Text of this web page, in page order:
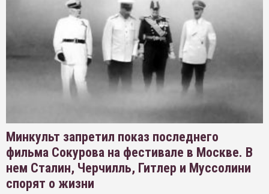
Минкульт запретил показ последнего
фильма Сокурова на фестивале в Москве. В
нем Сталин, Черчилль, Гитлер и Муссолини
спорят о жизни